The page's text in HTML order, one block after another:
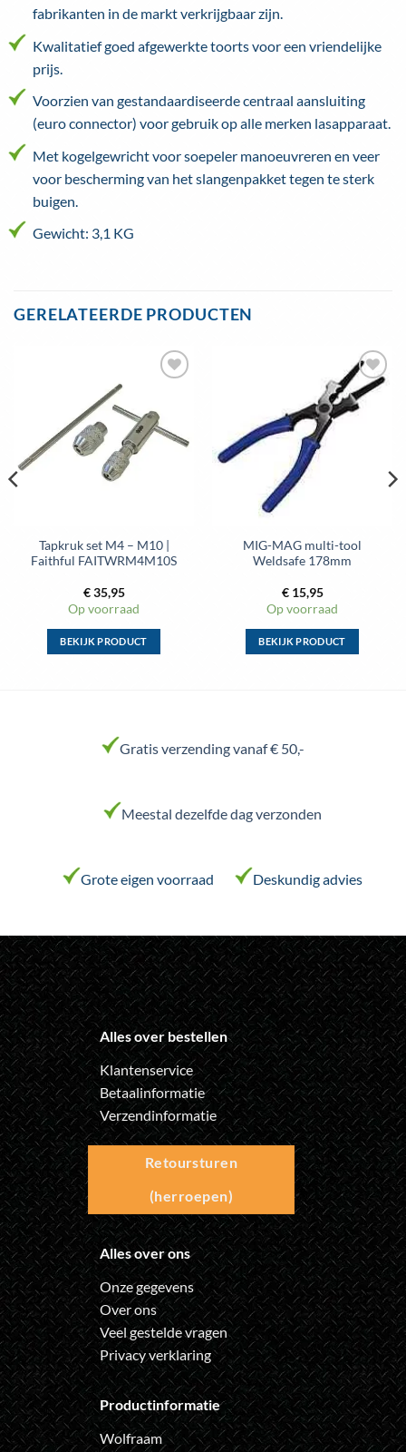
fabrikanten in de markt verkrijgbaar zijn.
Kwalitatief goed afgewerkte toorts voor een vriendelijke
prijs.
Voorzien van gestandaardiseerde centraal aansluiting
(euro connector) voor gebruik op alle merken lasapparaat.
Met kogelgewricht voor soepeler manoeuvreren en veer
voor bescherming van het slangenpakket tegen te sterk
buigen.
Gewicht: 3,1 KG
GERELATEERDE PRODUCTEN
Tapkruk set M4 – M10 |
Faithful FAITWRM4M10S
€35,95
Op voorraad
BEKIJK PRODUCT
variaties.
Deze
gekozen
de
productpagina
MIG-MAG multi-tool
Weldsafe 178mm
€15,95
Op voorraad
BEKIJK PRODUCT
gekozen
de
productpagina
Gratis verzending vanaf € 50,-
Meestal dezelfde dag verzonden
Grote eigen voorraad Deskundig advies
Alles over bestellen
Klantenservice
Betaalinformatie
Verzendinformatie
Retoursturen
(herroepen)
Alles over ons
Onze gegevens
Over ons
Veel gestelde vragen
Privacy verklaring
Productinformatie
Wolfraam